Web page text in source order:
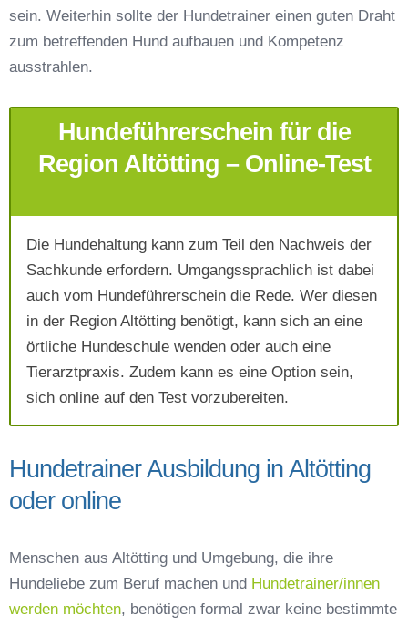
Telefonnummer*
Mit Absenden der Daten akzeptiere ich die
AGB`s.
Absenden
sein. Weiterhin sollte der Hundetrainer einen guten Draht
zum betreffenden Hund aufbauen und Kompetenz
ausstrahlen.
Hundeführerschein für die
Region Altötting – Online-Test
Die Hundehaltung kann zum Teil den Nachweis der
Sachkunde erfordern. Umgangssprachlich ist dabei
auch vom Hundeführerschein die Rede. Wer diesen
in der Region Altötting benötigt, kann sich an eine
örtliche Hundeschule wenden oder auch eine
Tierarztpraxis. Zudem kann es eine Option sein,
sich online auf den Test vorzubereiten.
Hundetrainer Ausbildung in Altötting
oder online
Menschen aus Altötting und Umgebung, die ihre
Hundeliebe zum Beruf machen und Hundetrainer/innen
werden möchten, benötigen formal zwar keine bestimmte